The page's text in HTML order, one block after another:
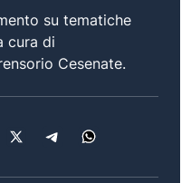
su tematiche
cura di
Cesenate.